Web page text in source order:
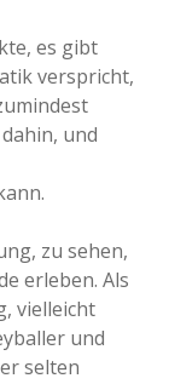
es gibt
verspricht,
und
zu sehen,
erleben. Als
vielleicht
und
selten